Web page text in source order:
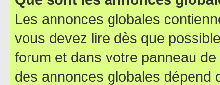
Les annonces globales
vous devez lire dès que
forum et dans votre panneau
des annonces globales dépend